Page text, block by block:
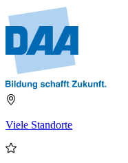
Viele Standorte